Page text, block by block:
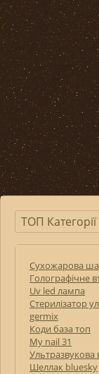
ТОП Категорії
Сухожарова
Голографічне
Uv led лампа
Стерилізатор
germix
Коди база топ
My nail 31
Ультразвукова
Шеллак bluesky